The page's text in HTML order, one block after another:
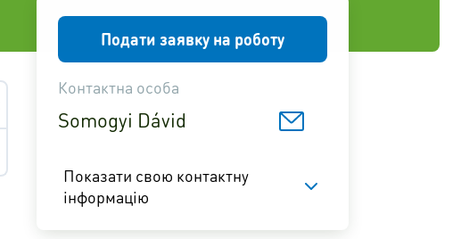
Подати заявку на роботу
Контактна особа
Somogyi Dávid
Показати свою контактну
інформацію